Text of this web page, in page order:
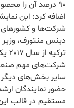
90 درصد آن را
اضافه کرد: این
شرکت‌ها و کشورهای
دینس منتورف،
شرکت‌های مهم
سایر بخش‌های دیگر
حضور نمایندگان
مستقیم در قالب